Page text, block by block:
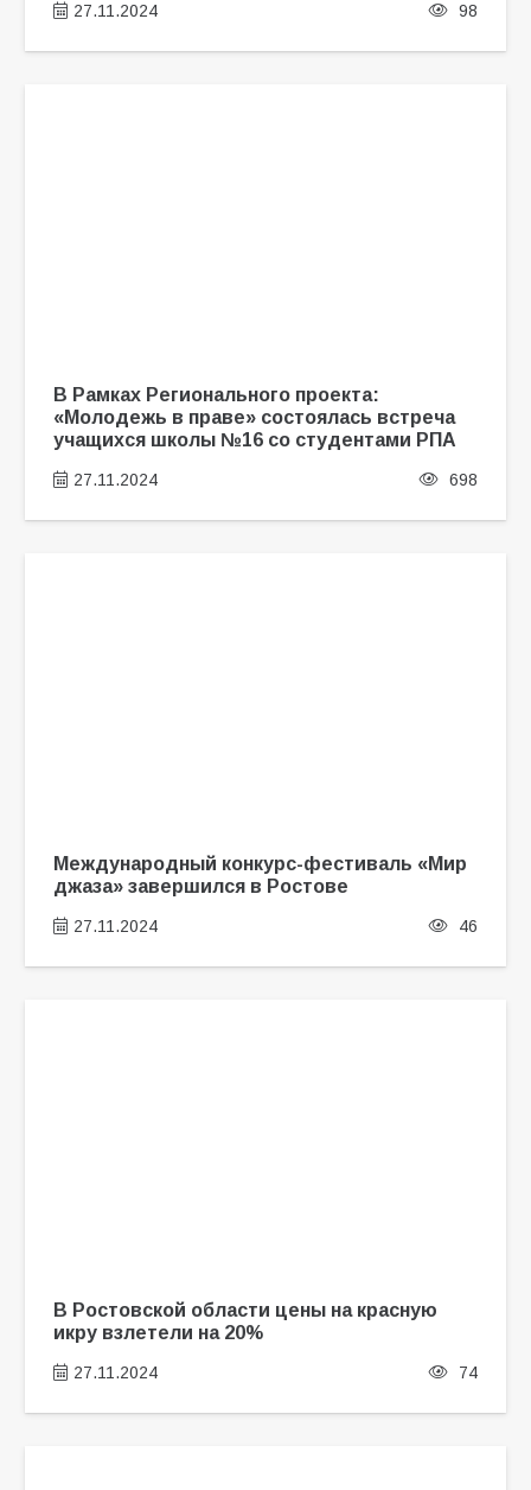
27.11.2024 98
В Рамках Регионального проекта:
«Молодежь в праве» состоялась встреча
учащихся школы №16 со студентами РПА
27.11.2024 698
Международный конкурс-фестиваль «Мир
джаза» завершился в Ростове
27.11.2024 46
В Ростовской области цены на красную
икру взлетели на 20%
27.11.2024 74